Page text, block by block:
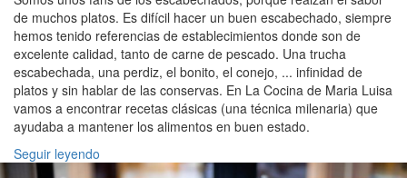
de muchos platos. Es difícil hacer un buen escabechado, siempre
hemos tenido referencias de establecimientos donde son de
excelente calidad, tanto de carne de pescado. Una trucha
escabechada, una perdiz, el bonito, el conejo, ... infinidad de
platos y sin hablar de las conservas. En La Cocina de Maria Luisa
vamos a encontrar recetas clásicas (una técnica milenaria) que
ayudaba a mantener los alimentos en buen estado.
Seguir leyendo